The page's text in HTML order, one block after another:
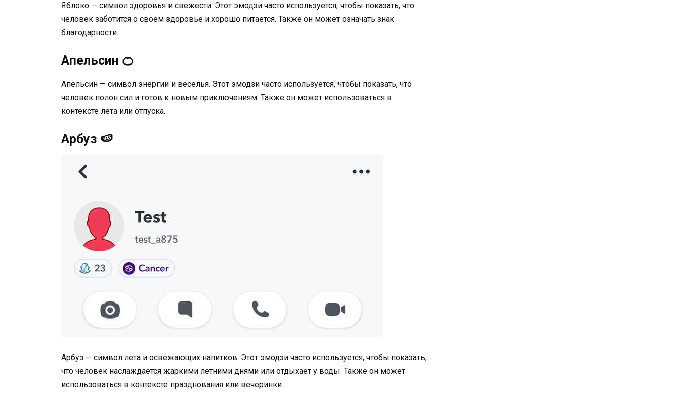
Яблоко — символ здоровья и свежести. Этот эмодзи часто используется, чтобы показать, что
человек заботится о своем здоровье и хорошо питается. Также он может означать знак
благодарности.
Апельсин 🍊
Апельсин — символ энергии и веселья. Этот эмодзи часто используется, чтобы показать, что
человек полон сил и готов к новым приключениям. Также он может использоваться в
контексте лета или отпуска.
Арбуз 🍉
Арбуз — символ лета и освежающих напитков. Этот эмодзи часто используется, чтобы показать,
что человек наслаждается жаркими летними днями или отдыхает у воды. Также он может
использоваться в контексте празднования или вечеринки.